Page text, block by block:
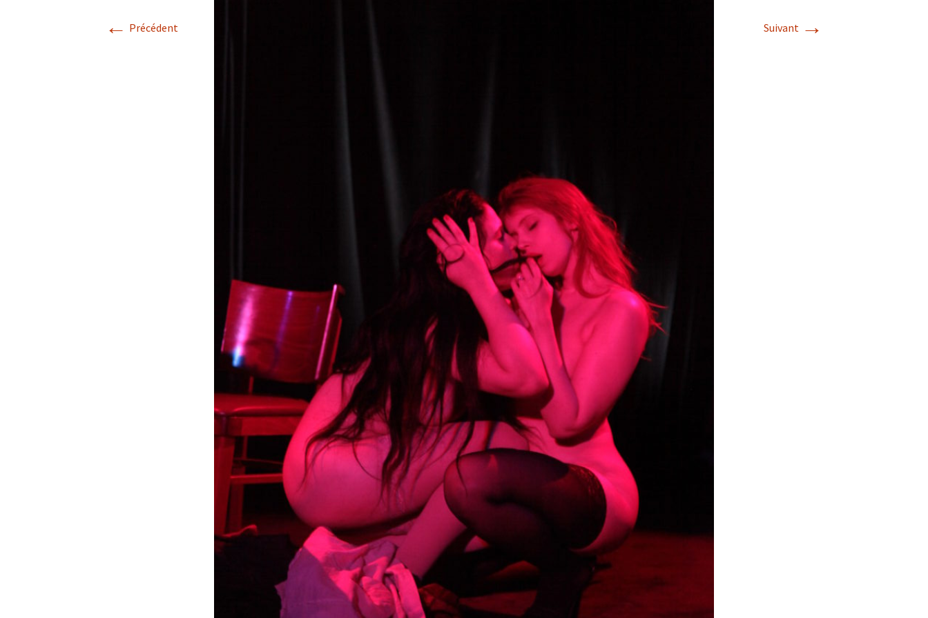
← Précédent Suivant →